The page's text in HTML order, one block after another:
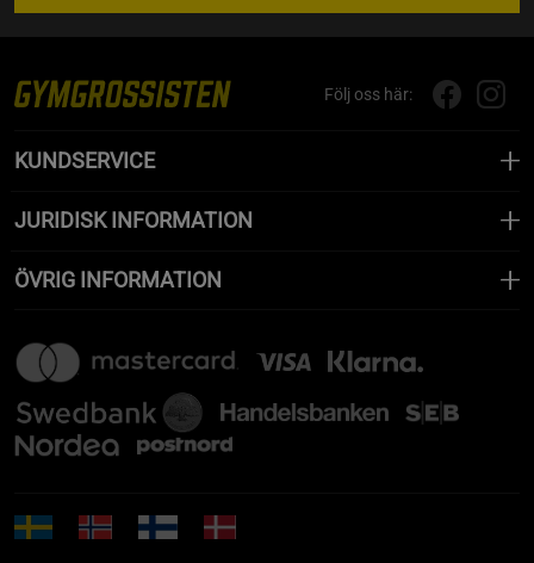
Följ oss här:
KUNDSERVICE
JURIDISK INFORMATION
ÖVRIG INFORMATION